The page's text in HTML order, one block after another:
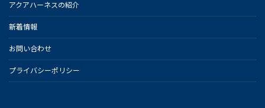
アクアハーネスの紹介
新着情報
お問い合わせ
プライバシーポリシー